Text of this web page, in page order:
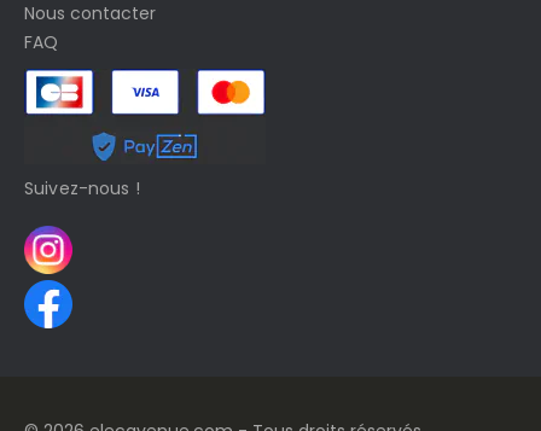
Nous contacter
FAQ
Suivez-nous !